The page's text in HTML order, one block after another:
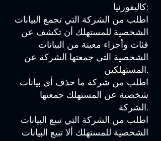
كاليفورنيا:
اطلب من الشركة التي تجمع البيانات
الشخصية للمستهلك أن تكشف عن
فئات وأجزاء معينة من البيانات
الشخصية التي جمعتها الشركة عن
المستهلكين.
اطلب من شركة ما حذف أي بيانات
شخصية عن المستهلك جمعتها
الشركة.
اطلب من الشركة التي تبيع البيانات
الشخصية للمستهلك ألا تبيع البيانات